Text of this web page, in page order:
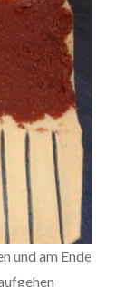
und am Ende